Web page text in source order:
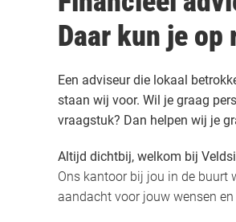
Daar kun je op
Een adviseur die lokaal
staan wij voor. Wil je graag
vraagstuk? Dan helpen wij je
Altijd dichtbij, welkom bij
Ons kantoor bij jou in de buurt
aandacht voor jouw wensen